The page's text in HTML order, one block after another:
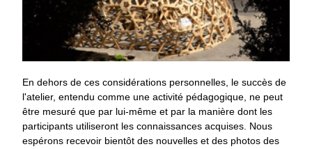
En dehors de ces considérations personnelles, le succès de
l'atelier, entendu comme une activité pédagogique, ne peut
être mesuré que par lui-même et par la manière dont les
participants utiliseront les connaissances acquises. Nous
espérons recevoir bientôt des nouvelles et des photos des